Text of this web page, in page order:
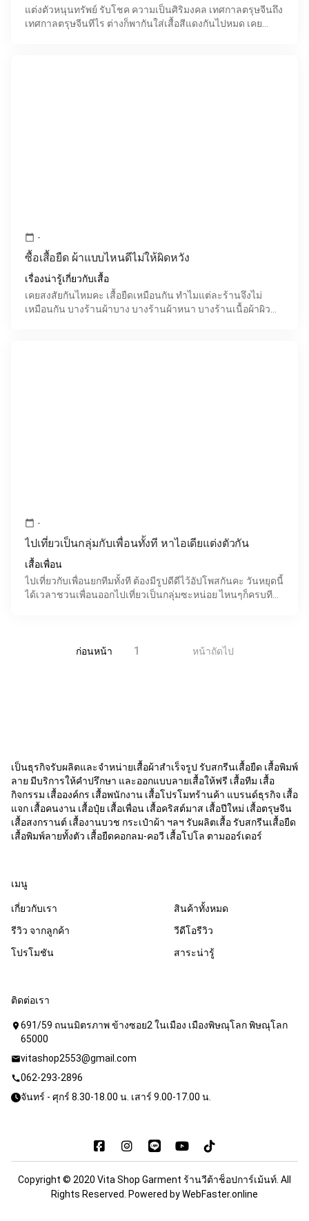
แต่งตัวหนุนทรัพย์ รับโชค ความเป็นศิริมงคล เทศกาลตรุษจีนถึง
เทศกาลตรุษจีนทีไร ต่างก็พากันใส่เสื้อสีแดงกันไปหมด เคย
calendar_today -
ซื้อเสื้อยืด ผ้าแบบไหนดีไม่ให้ผิดหวัง
เรื่องน่ารู้เกี่ยวกับเสื้อ
เคยสงสัยกันไหมคะ เสื้อยืดเหมือนกัน ทำไมแต่ละร้านจึงไม่
เหมือนกัน บางร้านผ้าบาง บางร้านผ้าหนา บางร้านเนื้อผ้าผิว
calendar_today -
ไปเที่ยวเป็นกลุ่มกับเพื่อนทั้งที หาไอเดียแต่งตัวกัน
เสื้อเพื่อน
ไปเที่ยวกับเพื่อนยกทีมทั้งที ต้องมีรูปดีดีไว้อัปโพสกันคะ วันหยุดนี้
ได้เวลาชวนเพื่อนออกไปเที่ยวเป็นกลุ่มซะหน่อย ไหนๆก็ครบทีม
ก่อนหน้า 1 หน้าถัดไป
เป็นธุรกิจรับผลิตและจำหน่ายเสื้อผ้าสำเร็จรูป รับสกรีนเสื้อยืด เสื้อพิมพ์
ลาย มีบริการให้คำปรึกษา และออกแบบลายเสื้อให้ฟรี เสื้อทีม เสื้อ
กิจกรรม เสื้อองค์กร เสื้อพนักงาน เสื้อโปรโมทร้านค้า แบรนด์ธุรกิจ เสื้อ
แจก เสื้อคนงาน เสื้อปุ๋ย เสื้อเพื่อน เสื้อคริสต์มาส เสื้อปีใหม่ เสื้อตรุษจีน
เสื้อสงกรานต์ เสื้องานบวช กระเป๋าผ้า ฯลฯ รับผลิตเสื้อ รับสกรีนเสื้อยืด
เสื้อพิมพ์ลายทั้งตัว เสื้อยืดคอกลม-คอวี เสื้อโปโล ตามออร์เดอร์
เมนู
เกี่ยวกับเรา
สินค้าทั้งหมด
รีวิว จากลูกค้า
วีดีโอรีวิว
โปรโมชัน
สาระน่ารู้
ติดต่อเรา
location_on 691/59 ถนนมิตรภาพ ข้างซอย2 ในเมือง เมืองพิษณุโลก พิษณุโลก
65000
mailvitashop2553@gmail.com
call062-293-2896
จันทร์ - ศุกร์ 8.30-18.00 น. เสาร์ 9.00-17.00 น.
Copyright © 2020 Vita Shop Garment ร้านวีต้าช็อปการ์เม้นท์. All
Rights Reserved. Powered byWebFaster.online